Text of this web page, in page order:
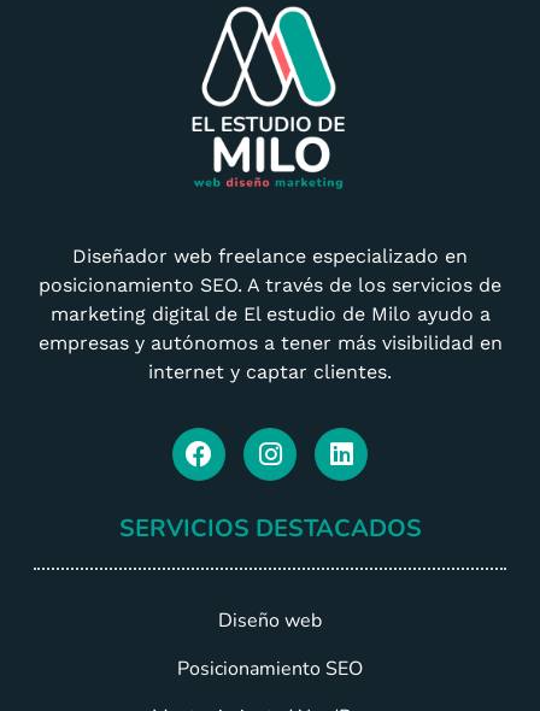
Diseñador web freelance especializado en
posicionamiento SEO. A través de los servicios de
marketing digital de El estudio de Milo ayudo a
empresas y autónomos a tener más visibilidad en
internet y captar clientes.
SERVICIOS DESTACADOS
Diseño web
Posicionamiento SEO